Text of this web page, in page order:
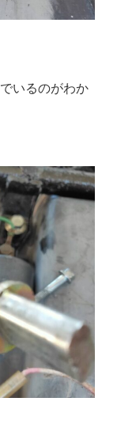
いるのがわか